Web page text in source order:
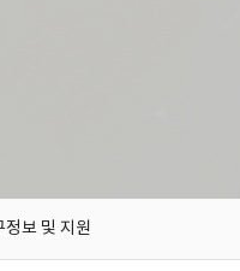
정보 및 지원